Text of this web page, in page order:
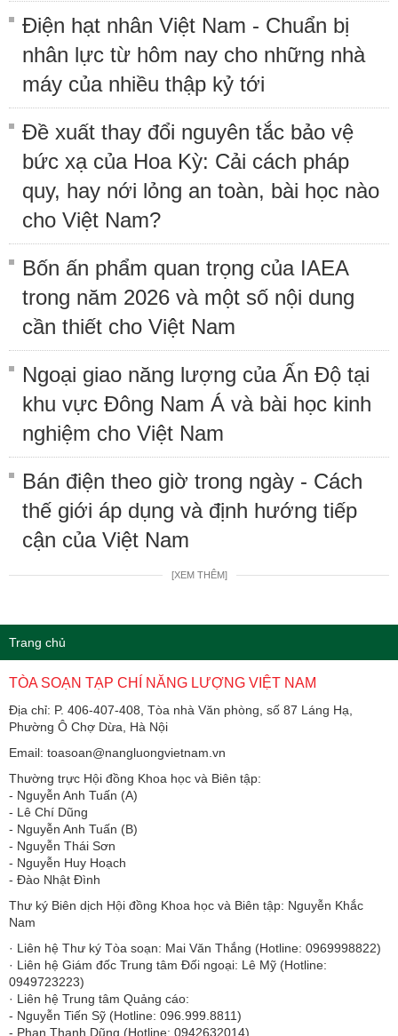
Điện hạt nhân Việt Nam - Chuẩn bị
nhân lực từ hôm nay cho những nhà
máy của nhiều thập kỷ tới
Đề xuất thay đổi nguyên tắc bảo vệ
bức xạ của Hoa Kỳ: Cải cách pháp
quy, hay nới lỏng an toàn, bài học nào
cho Việt Nam?
Bốn ấn phẩm quan trọng của IAEA
trong năm 2026 và một số nội dung
cần thiết cho Việt Nam
Ngoại giao năng lượng của Ấn Độ tại
khu vực Đông Nam Á và bài học kinh
nghiệm cho Việt Nam
Bán điện theo giờ trong ngày - Cách
thế giới áp dụng và định hướng tiếp
cận của Việt Nam
[XEM THÊM]
Trang chủ
TÒA SOẠN TẠP CHÍ NĂNG LƯỢNG VIỆT NAM
Địa chỉ: P. 406-407-408, Tòa nhà Văn phòng, số 87 Láng Hạ,
Phường Ô Chợ Dừa, Hà Nội
Email: toasoan@nangluongvietnam.vn
Thường trực Hội đồng Khoa học và Biên tập:
​​​​​​- Nguyễn Anh Tuấn (A)
- Lê Chí Dũng
- Nguyễn Anh Tuấn (B)
- Nguyễn Thái Sơn
- Nguyễn Huy Hoạch
- Đào Nhật Đình
Thư ký Biên dịch Hội đồng Khoa học và Biên tập: Nguyễn Khắc
Nam
· Liên hệ Thư ký Tòa soạn: Mai Văn Thắng (Hotline: 0969998822)
· Liên hệ Giám đốc Trung tâm Đối ngoại: Lê Mỹ (Hotline:
0949723223)
· Liên hệ Trung tâm Quảng cáo:
- Nguyễn Tiến Sỹ (Hotline: 096.999.8811)
- Phan Thanh Dũng (Hotline: 0942632014)